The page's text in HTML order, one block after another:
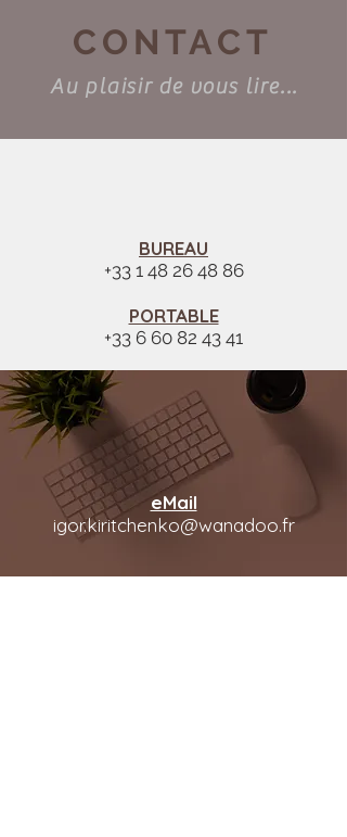
CONTACT
Au plaisir de vous lire...
BUREAU
+33 1 48 26 48 86
PORTABLE
+33 6 60 82 43 41
eMail
igor.kiritchenko@wanadoo.fr